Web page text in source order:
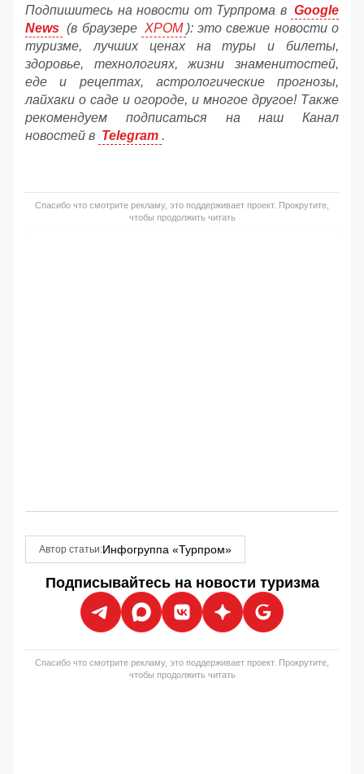
Подпишитесь на новости от Турпрома в Google
News (в браузере ХРОМ ): это свежие новости о
туризме, лучших ценах на туры и билеты,
здоровье, технологиях, жизни знаменитостей,
еде и рецептах, астрологические прогнозы,
лайхаки о саде и огороде, и многое другое! Также
рекомендуем подписаться на наш Канал
новостей в Telegram .
Спасибо что смотрите рекламу, это поддерживает проект. Прокрутите,
чтобы продолжить читать
Автор статьи:Инфогруппа «Турпром»
Подписывайтесь на новости туризма
Спасибо что смотрите рекламу, это поддерживает проект. Прокрутите,
чтобы продолжить читать